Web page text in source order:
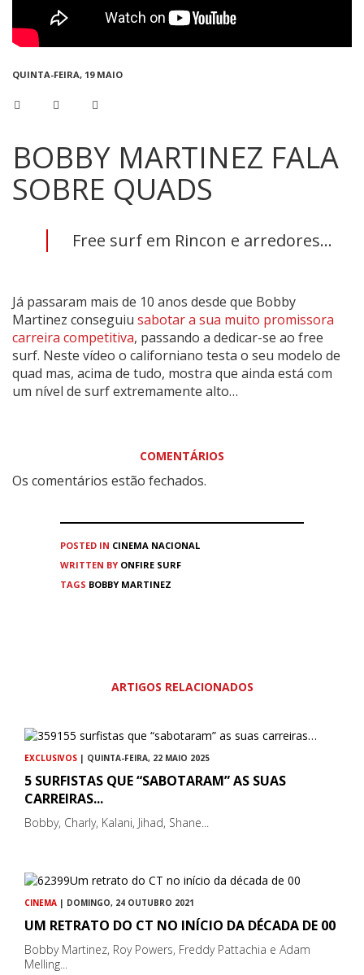
QUINTA-FEIRA, 19 MAIO
BOBBY MARTINEZ FALA
SOBRE QUADS
Free surf em Rincon e arredores...
Já passaram mais de 10 anos desde que Bobby
Martinez conseguiu sabotar a sua muito promissora
carreira competitiva, passando a dedicar-se ao free
surf. Neste vídeo o californiano testa o seu modelo de
quad mas, acima de tudo, mostra que ainda está com
um nível de surf extremamente alto…
COMENTÁRIOS
Os comentários estão fechados.
POSTED IN CINEMA NACIONAL
WRITTEN BY ONFIRE SURF
TAGS BOBBY MARTINEZ
ARTIGOS RELACIONADOS
EXCLUSIVOS | QUINTA-FEIRA, 22 MAIO 2025
5 SURFISTAS QUE “SABOTARAM” AS SUAS
CARREIRAS...
Bobby, Charly, Kalani, Jihad, Shane...
CINEMA | DOMINGO, 24 OUTUBRO 2021
UM RETRATO DO CT NO INÍCIO DA DÉCADA DE 00
Bobby Martinez, Roy Powers, Freddy Pattachia e Adam
Melling...